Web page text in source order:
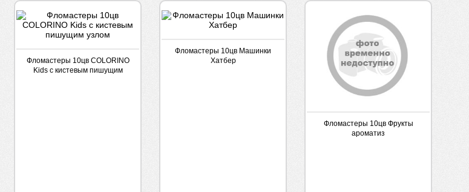
Фломастеры 10цв COLORINO
Kids c кистевым пишущим
Фломастеры 10цв Машинки
Хатбер
Фломастеры 10цв Фрукты
ароматиз